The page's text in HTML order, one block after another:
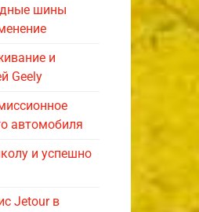
шины
и
Geely
автомобиля
и успешно
Jetour в